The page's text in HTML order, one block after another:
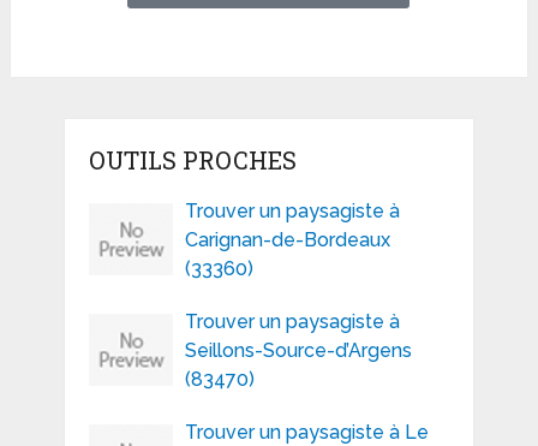
OUTILS PROCHES
Trouver un paysagiste à
Carignan-de-Bordeaux
(33360)
Trouver un paysagiste à
Seillons-Source-d’Argens
(83470)
Trouver un paysagiste à Le